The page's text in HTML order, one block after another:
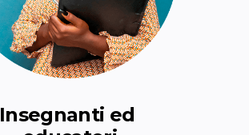
Insegnanti ed